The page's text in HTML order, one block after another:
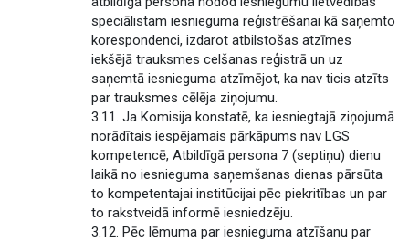
speciālistam iesnieguma reģistrēšanai kā saņemto
korespondenci, izdarot atbilstošas atzīmes
iekšējā trauksmes celšanas reģistrā un uz
saņemtā iesnieguma atzīmējot, ka nav ticis atzīts
par trauksmes cēlēja ziņojumu.
3.11. Ja Komisija konstatē, ka iesniegtajā ziņojumā
norādītais iespējamais pārkāpums nav LGS
kompetencē, Atbildīgā persona 7 (septiņu) dienu
laikā no iesnieguma saņemšanas dienas pārsūta
to kompetentajai institūcijai pēc piekritības un par
to rakstveidā informē iesniedzēju.
3.12. Pēc lēmuma par iesnieguma atzīšanu par